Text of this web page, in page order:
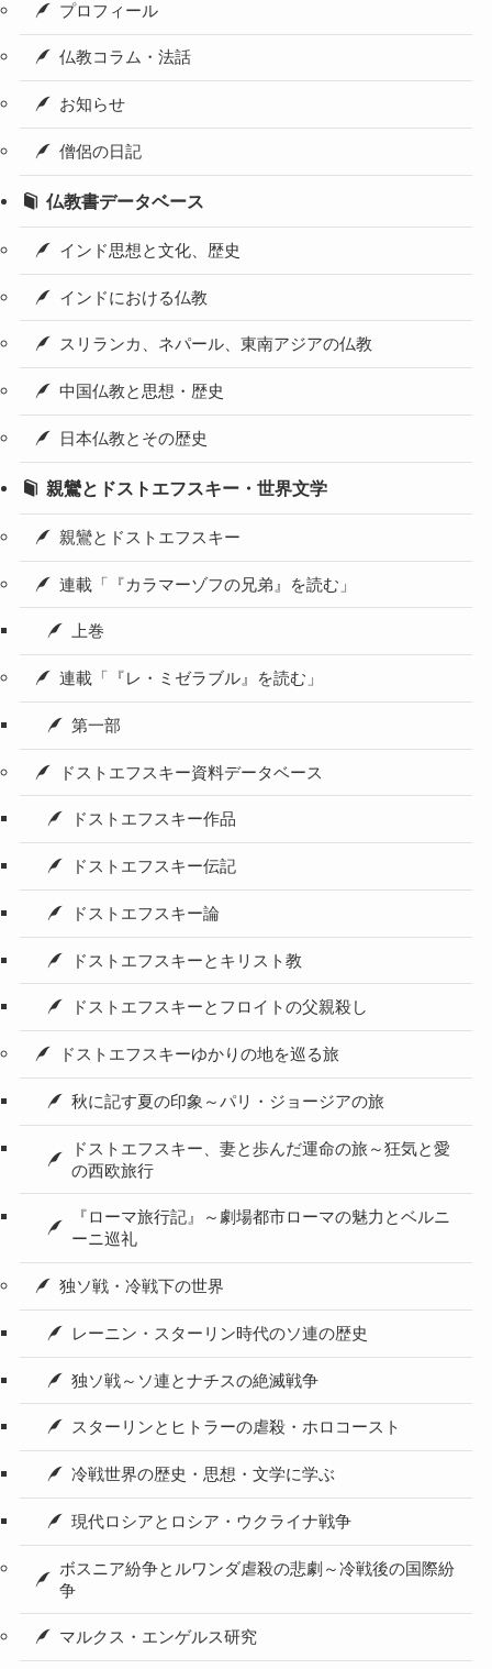
プロフィール
仏教コラム・法話
お知らせ
僧侶の日記
仏教書データベース
インド思想と文化、歴史
インドにおける仏教
スリランカ、ネパール、東南アジアの仏教
中国仏教と思想・歴史
日本仏教とその歴史
親鸞とドストエフスキー・世界文学
親鸞とドストエフスキー
連載「『カラマーゾフの兄弟』を読む」
上巻
連載「『レ・ミゼラブル』を読む」
第一部
ドストエフスキー資料データベース
ドストエフスキー作品
ドストエフスキー伝記
ドストエフスキー論
ドストエフスキーとキリスト教
ドストエフスキーとフロイトの父親殺し
ドストエフスキーゆかりの地を巡る旅
秋に記す夏の印象～パリ・ジョージアの旅
ドストエフスキー、妻と歩んだ運命の旅～狂気と愛
の西欧旅行
『ローマ旅行記』～劇場都市ローマの魅力とベルニ
ーニ巡礼
独ソ戦・冷戦下の世界
レーニン・スターリン時代のソ連の歴史
独ソ戦～ソ連とナチスの絶滅戦争
スターリンとヒトラーの虐殺・ホロコースト
冷戦世界の歴史・思想・文学に学ぶ
現代ロシアとロシア・ウクライナ戦争
ボスニア紛争とルワンダ虐殺の悲劇～冷戦後の国際紛
争
マルクス・エンゲルス研究